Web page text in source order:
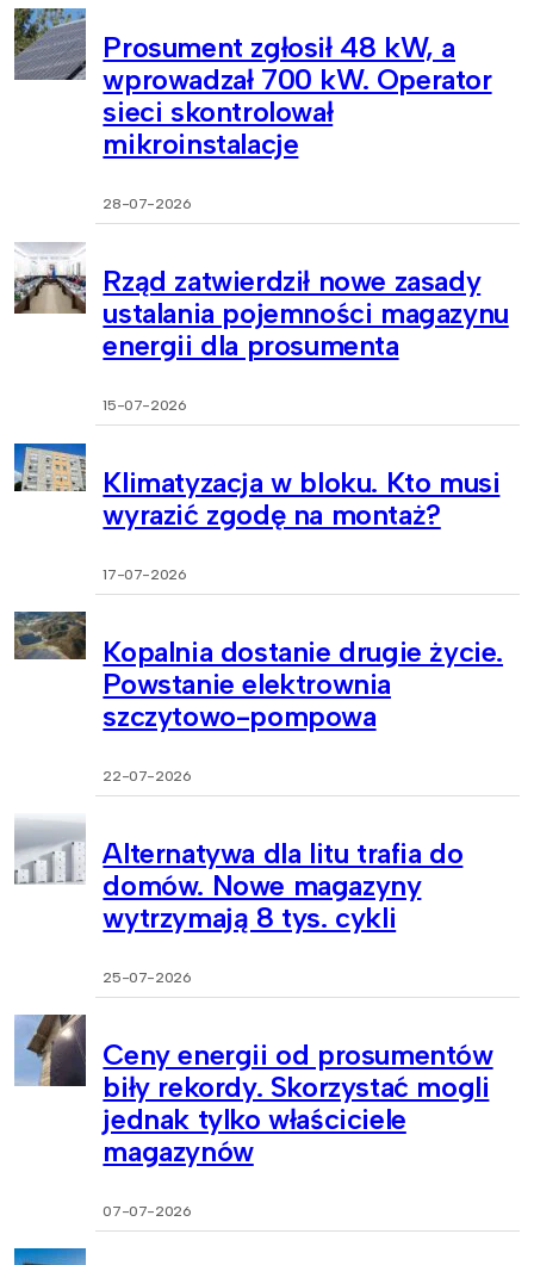
Prosument zgłosił 48 kW, a
wprowadzał 700 kW. Operator
sieci skontrolował
mikroinstalacje
28-07-2026
Rząd zatwierdził nowe zasady
ustalania pojemności magazynu
energii dla prosumenta
15-07-2026
Klimatyzacja w bloku. Kto musi
wyrazić zgodę na montaż?
17-07-2026
Kopalnia dostanie drugie życie.
Powstanie elektrownia
szczytowo-pompowa
22-07-2026
Alternatywa dla litu trafia do
domów. Nowe magazyny
wytrzymają 8 tys. cykli
25-07-2026
Ceny energii od prosumentów
biły rekordy. Skorzystać mogli
jednak tylko właściciele
magazynów
07-07-2026